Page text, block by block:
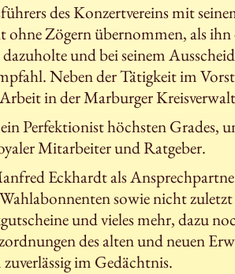
des Konzertvereins mit
Zögern übernommen, als ihn
und bei seinem
Neben der Tätigkeit im
in der Marburger
Perfektionist höchsten Grades,
Mitarbeiter und Ratgeber.
Eckhardt als
sowie nicht
und vieles mehr, dazu
des alten und neuen
im Gedächtnis.